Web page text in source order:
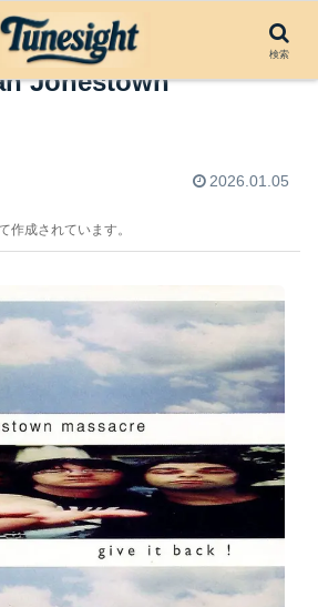
ュー：Give It Back!
Jonestown
2026.01.05
成されています。
検索